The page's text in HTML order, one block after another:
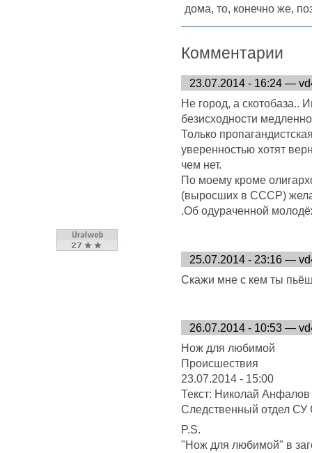
дома, то, конечно же,
Комментарии
23.07.2014 - 16:24 —
Не город, а скотобаза..
безисходности
Только
уверенностью хотят
чем нет.
По моему кроме
(выросших в СССР)
.Об одураченной
25.07.2014 - 23:16 —
Скажи мне с кем ты
26.07.2014 - 10:53 —
Нож для любимой
Происшествия
23.07.2014 - 15:00
Текст: Николай Анфалов
Следственный отдел
P.S.
"Нож для любимой" в